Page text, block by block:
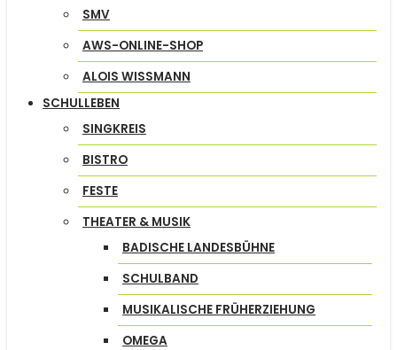
SMV
AWS-ONLINE-SHOP
ALOIS WISSMANN
SCHULLEBEN
SINGKREIS
BISTRO
FESTE
THEATER & MUSIK
BADISCHE LANDESBÜHNE
SCHULBAND
MUSIKALISCHE FRÜHERZIEHUNG
OMEGA